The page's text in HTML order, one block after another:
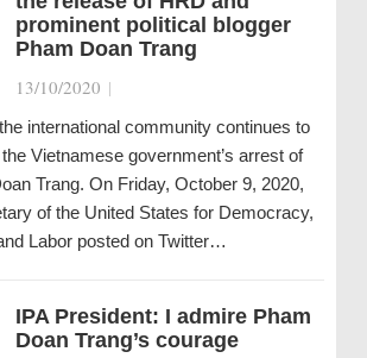
prominent political blogger
Pham Doan Trang
13/10/2020 |
international community continues to
Vietnamese government’s arrest of
Trang. On Friday, October 9, 2020,
of the United States for Democracy,
Labor posted on Twitter…
IPA President: I admire Pham
Doan Trang’s courage